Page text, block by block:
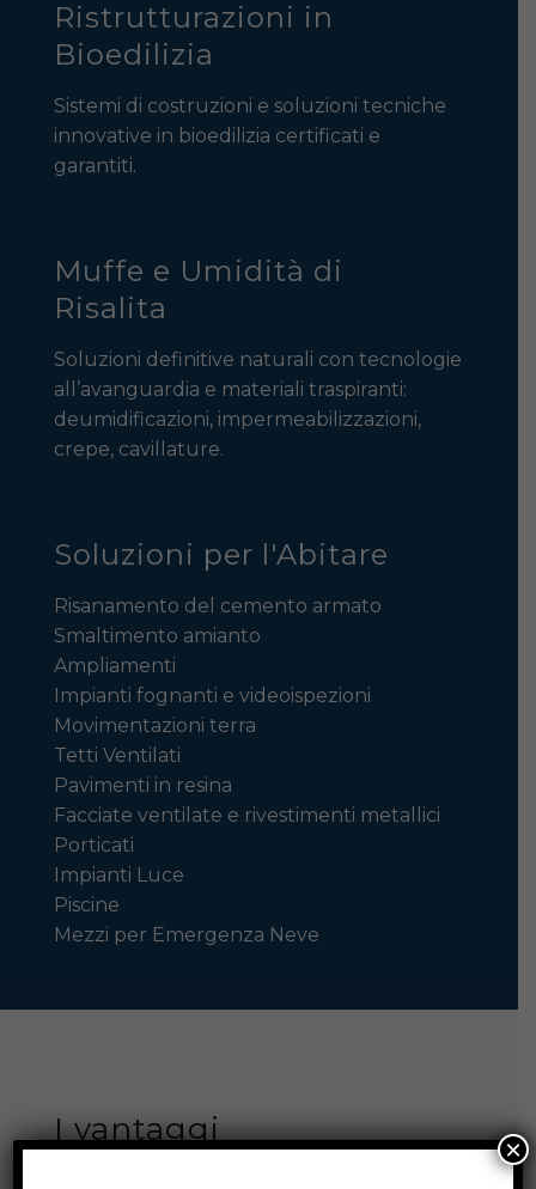
Ristrutturazioni in
Bioedilizia
Sistemi di costruzioni e soluzioni tecniche
innovative in bioedilizia certificati e
garantiti.
Muffe e Umidità di
Risalita
Soluzioni definitive naturali con tecnologie
all’avanguardia e materiali traspiranti:
deumidificazioni, impermeabilizzazioni,
crepe, cavillature.
Soluzioni per l'Abitare
Risanamento del cemento armato
Smaltimento amianto
Ampliamenti
Impianti fognanti e videoispezioni
Movimentazioni terra
Tetti Ventilati
Pavimenti in resina
Facciate ventilate e rivestimenti metallici
Porticati
Impianti Luce
Piscine
Mezzi per Emergenza Neve
I vantaggi
×